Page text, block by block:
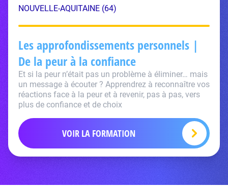
NOUVELLE-AQUITAINE (64)
Les approfondissements personnels |
De la peur à la confiance
Et si la peur n’était pas un problème à éliminer… mais
un message à écouter ? Apprendrez à reconnaître vos
réactions face à la peur et à revenir, pas à pas, vers
plus de confiance et de choix
VOIR LA FORMATION